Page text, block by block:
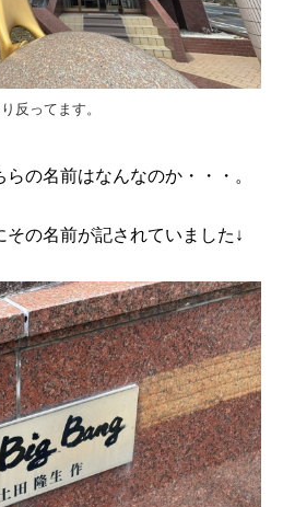
反ってます。
の名前はなんなのか・・・。
その名前が記されていました↓